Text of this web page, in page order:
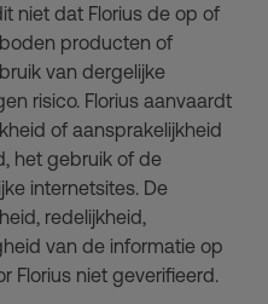
niet dat Florius de op of
producten of
van dergelijke
risico. Florius aanvaardt
of aansprakelijkheid
het gebruik of de
internetsites. De
redelijkheid,
van de informatie op
Florius niet geverifieerd.